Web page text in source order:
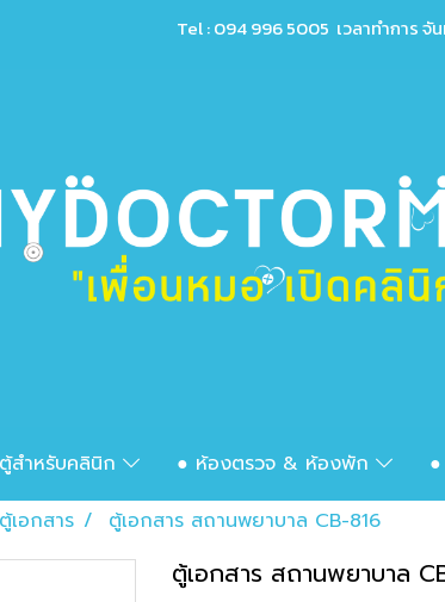
Tel : 094 996 5005 เวลาทำการ
สำหรับคลินิก ● ห้องตรวจ & ห้องพัก
ตู้เอกสาร
ตู้เอกสาร สถานพยาบาล CB-816
ตู้เอกสาร สถานพยาบาล